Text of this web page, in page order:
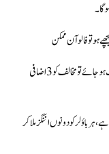
اگر کوئی ٹیم 10 اوورز سے پہلے آل آؤٹ ہو جائے تو مخالف کو 3 اضافی
کر سکتی ہے، ہر باؤلر کو دونوں اننگز ملا کر